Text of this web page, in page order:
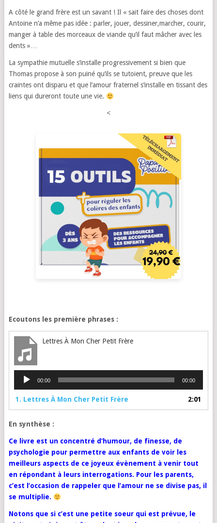
A côté le grand frère est un savant ! Il « sait faire des choses dont
Antoine n’a même pas idée : parler, jouer, dessiner,marcher, courir,
manger à table des morceaux de viande qu’il faut mâcher avec les
dents »…
La sympathie mutuelle s’installe progressivement si bien que
Thomas propose à son puiné qu’ils se tutoient, preuve que les
craintes ont disparu et que l’amour fraternel s’installe en tissant des
liens qui dureront toute une vie.
<
Ecoutons les première phrases :
Lettres À Mon Cher Petit Frère
Lecteur
audio
00:00 00:00
1. Lettres À Mon Cher Petit Frère 2:01
En synthèse :
Ce livre est un concentré d’humour, de finesse, de
psychologie pour permettre aux enfants de voir les
meilleurs aspects de ce joyeux évènement à venir tout
en répondant à leurs interrogations. Pour les parents,
c’est l’occasion de rappeler que l’amour ne se divise pas, il
se multiplie.
Notons que si c’est une petite soeur qui est prévue, le